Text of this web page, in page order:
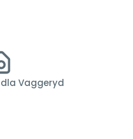
Vaggeryd